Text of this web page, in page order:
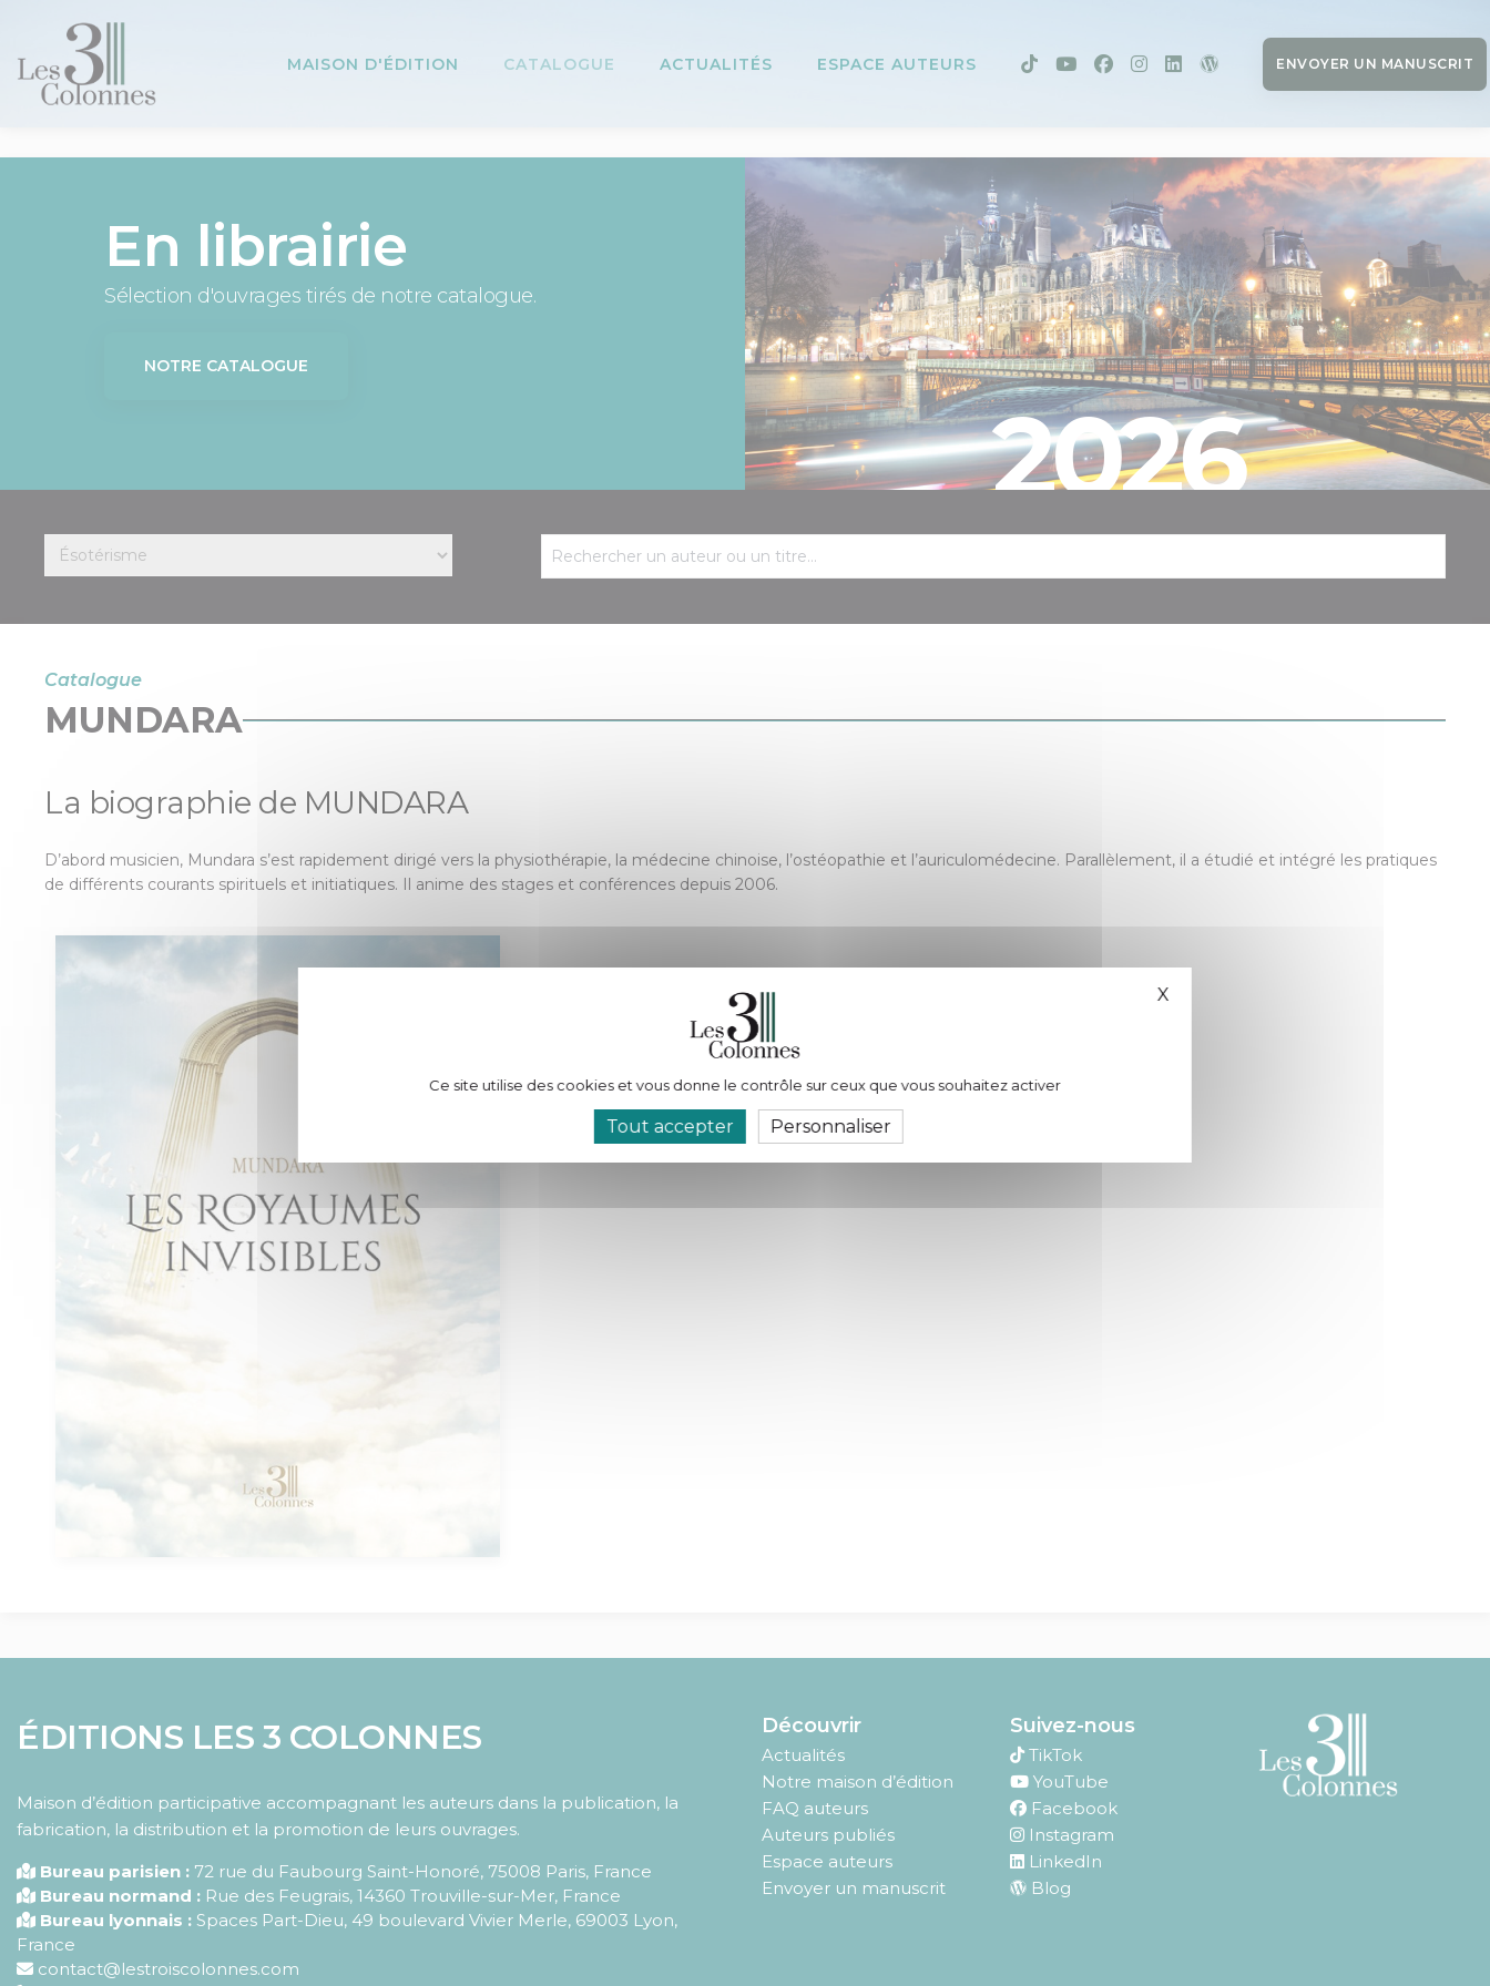
MAISON D'ÉDITION CATALOGUE ACTUALITÉS ESPACE AUTEURS ENVOYER UN MANUSCRIT
En librairie
Sélection d'ouvrages tirés de notre catalogue.
NOTRE CATALOGUE
2026
Catalogue
MUNDARA
La biographie de MUNDARA
D’abord musicien, Mundara s’est rapidement dirigé vers la physiothérapie, la médecine chinoise, l’ostéopathie et l’auriculomédecine. Parallèlement, il a étudié et intégré les pratiques
de différents courants spirituels et initiatiques. Il anime des stages et conférences depuis 2006.
ÉDITIONS LES 3 COLONNES
Maison d’édition participative accompagnant les auteurs dans la publication, la
fabrication, la distribution et la promotion de leurs ouvrages.
Bureau parisien : 72 rue du Faubourg Saint-Honoré, 75008 Paris, France
Bureau normand : Rue des Feugrais, 14360 Trouville-sur-Mer, France
Bureau lyonnais : Spaces Part-Dieu, 49 boulevard Vivier Merle, 69003 Lyon,
France
contact@lestroiscolonnes.com
Découvrir
Actualités
Notre maison d’édition
FAQ auteurs
Auteurs publiés
Espace auteurs
Envoyer un manuscrit
Suivez-nous
TikTok
YouTube
Facebook
Instagram
LinkedIn
Blog
Ce site utilise des cookies et vous donne le contrôle sur ceux que vous souhaitez activer
Tout accepter Personnaliser
X